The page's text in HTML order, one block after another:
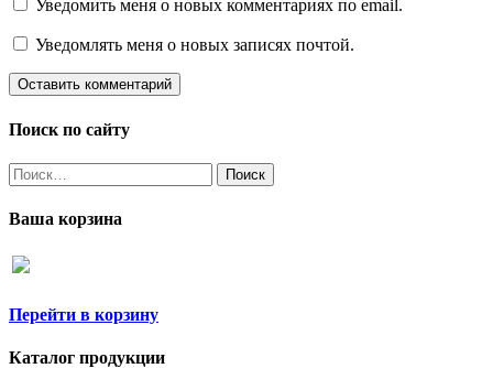
Уведомить меня о новых комментариях по email.
Уведомлять меня о новых записях почтой.
Поиск по сайту
Найти:
Ваша корзина
Перейти в корзину
Каталог продукции